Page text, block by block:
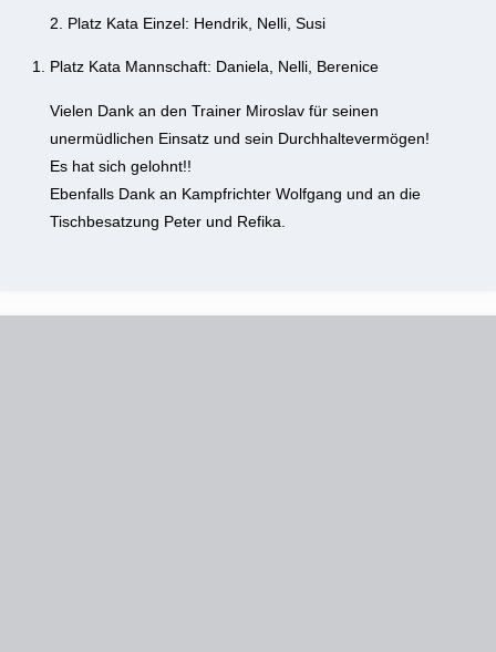
2. Platz Kata Einzel: Hendrik, Nelli, Susi
Platz Kata Mannschaft: Daniela, Nelli, Berenice
Vielen Dank an den Trainer Miroslav für seinen
unermüdlichen Einsatz und sein Durchhaltevermögen!
Es hat sich gelohnt!!
Ebenfalls Dank an Kampfrichter Wolfgang und an die
Tischbesatzung Peter und Refika.